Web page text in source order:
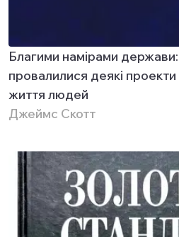
Благими намірами держави:
провалилися деякі
життя людей
Джеймс Скотт